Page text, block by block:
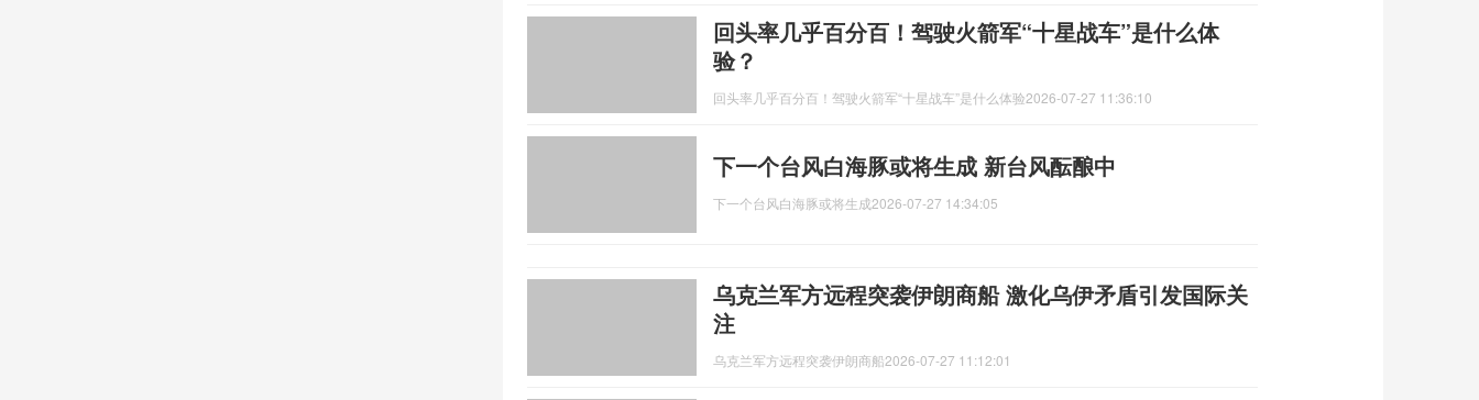
回头率几乎百分百！驾驶火箭军“十星战车”是什么体
验？
回头率几乎百分百！驾驶火箭军“十星战车”是什么体验2026-07-27 11:36:10
下一个台风白海豚或将生成 新台风酝酿中
下一个台风白海豚或将生成2026-07-27 14:34:05
乌克兰军方远程突袭伊朗商船 激化乌伊矛盾引发国际关
注
乌克兰军方远程突袭伊朗商船2026-07-27 11:12:01